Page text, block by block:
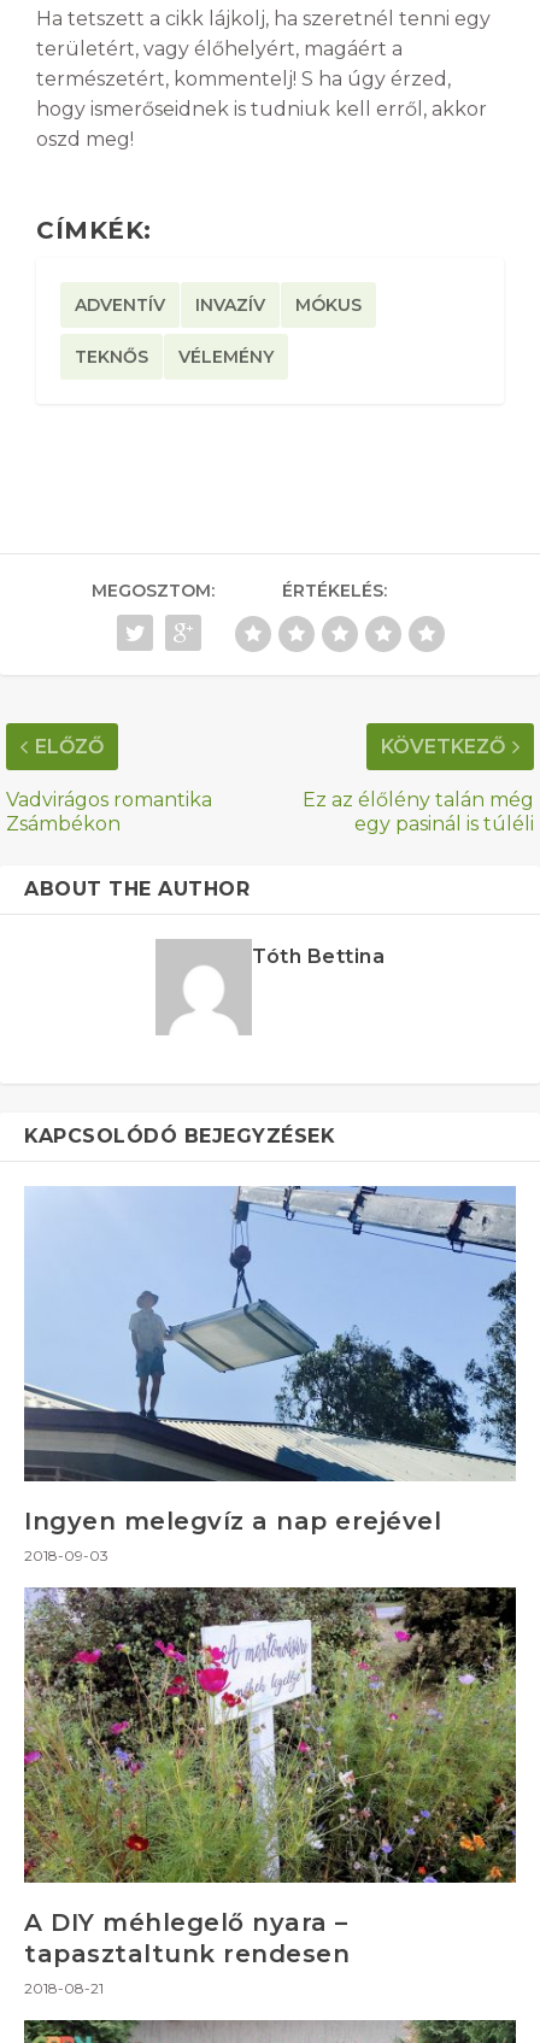
Ha tetszett a cikk lájkolj, ha szeretnél tenni egy
területért, vagy élőhelyért, magáért a
természetért, kommentelj! S ha úgy érzed,
hogy ismerőseidnek is tudniuk kell erről, akkor
oszd meg!
CÍMKÉK:
ADVENTÍV INVAZÍV MÓKUS
TEKNŐS VÉLEMÉNY
MEGOSZTOM: ÉRTÉKELÉS:
ELŐZŐ
Vadvirágos romantika
Zsámbékon
KÖVETKEZŐ
Ez az élőlény talán még
egy pasinál is túléli
ABOUT THE AUTHOR
Tóth Bettina
KAPCSOLÓDÓ BEJEGYZÉSEK
Ingyen melegvíz a nap erejével
2018-09-03
A DIY méhlegelő nyara –
tapasztaltunk rendesen
2018-08-21